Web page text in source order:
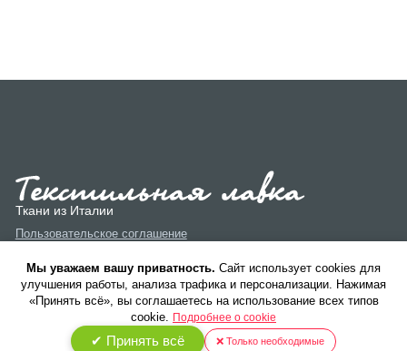
Ткани из Италии
Пользовательское соглашение
Политика конфиденциальности
Мы уважаем вашу приватность. Cайт использует cookies для
улучшения работы, анализа трафика и персонализации. Нажимая
«Принять всё», вы соглашаетесь на использование всех типов
cookie. Подробнее о cookie
✔ Принять всё ❌ Только необходимые